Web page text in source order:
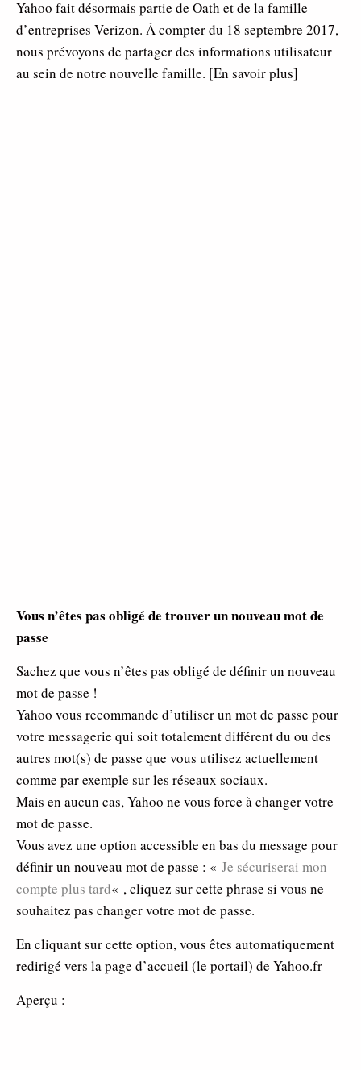
Yahoo fait désormais partie de Oath et de la famille
d’entreprises Verizon. À compter du 18 septembre 2017,
nous prévoyons de partager des informations utilisateur
au sein de notre nouvelle famille. [En savoir plus]
Vous n’êtes pas obligé de trouver un nouveau mot de
passe
Sachez que vous n’êtes pas obligé de définir un nouveau
mot de passe !
Yahoo vous recommande d’utiliser un mot de passe pour
votre messagerie qui soit totalement différent du ou des
autres mot(s) de passe que vous utilisez actuellement
comme par exemple sur les réseaux sociaux.
Mais en aucun cas, Yahoo ne vous force à changer votre
mot de passe.
Vous avez une option accessible en bas du message pour
définir un nouveau mot de passe : « Je sécuriserai mon
compte plus tard« , cliquez sur cette phrase si vous ne
souhaitez pas changer votre mot de passe.
En cliquant sur cette option, vous êtes automatiquement
redirigé vers la page d’accueil (le portail) de Yahoo.fr
Aperçu :